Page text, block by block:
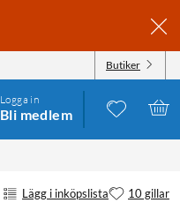
Butiker
Logga in
Bli medlem
Lägg i inköpslista 10 gillar